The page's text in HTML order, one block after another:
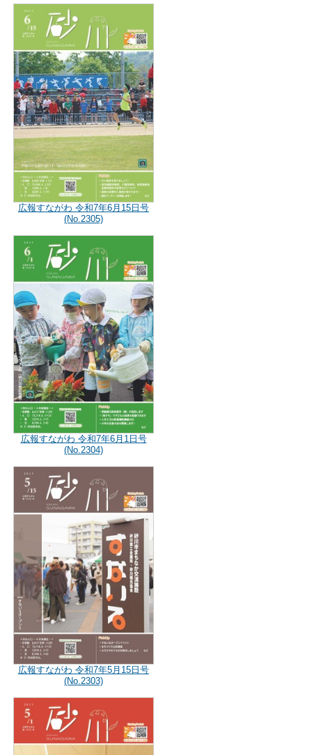
広報すながわ 令和7年6月15日号
(No.2305)
広報すながわ 令和7年6月1日号
(No.2304)
広報すながわ 令和7年5月15日号
(No.2303)